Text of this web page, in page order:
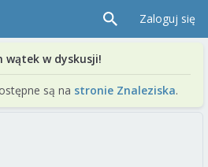
Zaloguj się
wątek w dyskusji!
są na stronie Znaleziska.